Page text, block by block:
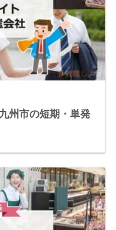
州市の短期・単発